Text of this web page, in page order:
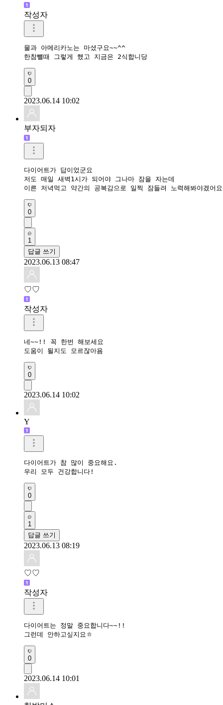
작성자
물과 아메리카노는 마셨구요~~^^
한참뺄때 그렇게 했고 지금은 2식합니당
0
2023.06.14 10:02
부자되자
다이어트가 답이었군요
저도 매일 새벽1시가 되어야 그나마 잠을 자는데
이른 저녁먹고 약간의 공복감으로 일찍 잠들려 노력해봐야겠어요
0
1
답글 쓰기
2023.06.13 08:47
♡♡
작성자
네~~!! 꼭 한번 해보세요
도움이 될지도 모르잖아욤
0
2023.06.14 10:02
Y
다이어트가 참 많이 중요해요.
우리 모두 건강합니다!
0
1
답글 쓰기
2023.06.13 08:19
♡♡
작성자
다이어트는 정말 중요합니다~~!!
그런데 안하고싶지요ㅎ
0
2023.06.14 10:01